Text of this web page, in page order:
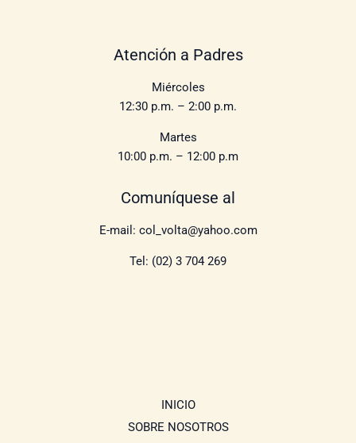
Atención a Padres
Miércoles
12:30 p.m. – 2:00 p.m.
Martes
10:00 p.m. – 12:00 p.m
Comuníquese al
E-mail: col_volta@yahoo.com
Tel: (02) 3 704 269
INICIO
SOBRE NOSOTROS